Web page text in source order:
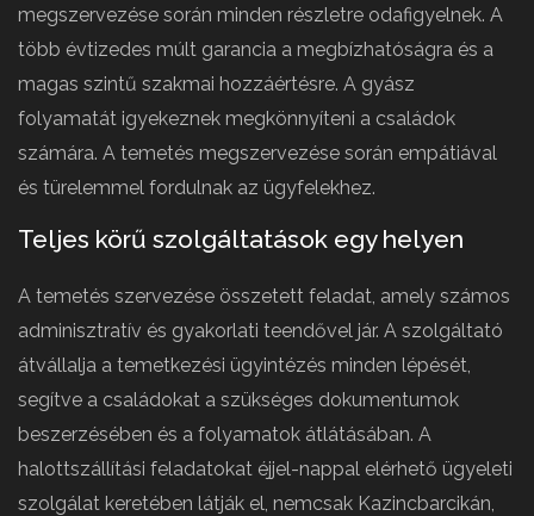
megszervezése során minden részletre odafigyelnek. A
több évtizedes múlt garancia a megbízhatóságra és a
magas szintű szakmai hozzáértésre. A gyász
folyamatát igyekeznek megkönnyíteni a családok
számára. A temetés megszervezése során empátiával
és türelemmel fordulnak az ügyfelekhez.
Teljes körű szolgáltatások egy helyen
A temetés szervezése összetett feladat, amely számos
adminisztratív és gyakorlati teendővel jár. A szolgáltató
átvállalja a temetkezési ügyintézés minden lépését,
segítve a családokat a szükséges dokumentumok
beszerzésében és a folyamatok átlátásában. A
halottszállítási feladatokat éjjel-nappal elérhető ügyeleti
szolgálat keretében látják el, nemcsak Kazincbarcikán,